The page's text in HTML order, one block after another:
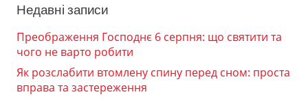
Недавні записи
Преображення Господнє 6 серпня: що святити та
чого не варто робити
Як розслабити втомлену спину перед сном: проста
вправа та застереження